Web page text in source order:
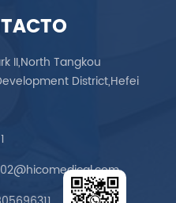
II,North Tangkou
District,Hefei